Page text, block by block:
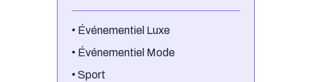
• Événementiel Luxe
• Événementiel Mode
• Sport